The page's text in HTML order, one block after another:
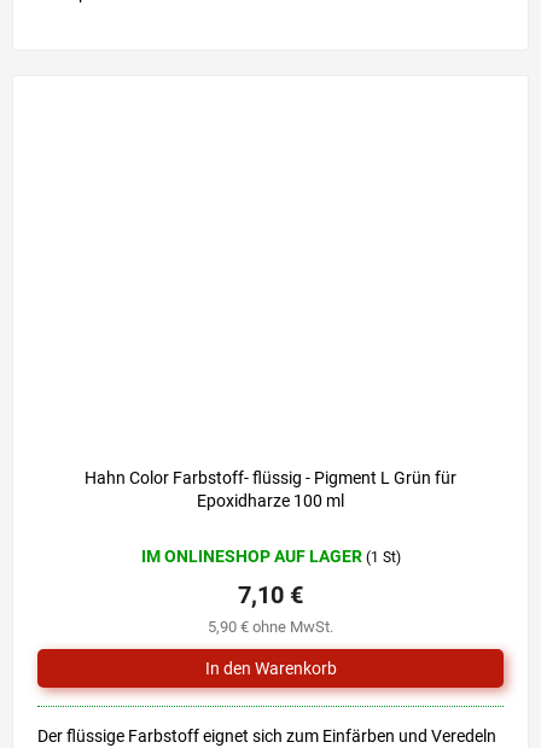
Hahn Color Farbstoff- flüssig - Pigment L Grün für
Epoxidharze 100 ml
IM ONLINESHOP AUF LAGER (1 St)
5,90 € ohne MwSt.
7,10 €
Der flüssige Farbstoff eignet sich zum Einfärben und Veredeln